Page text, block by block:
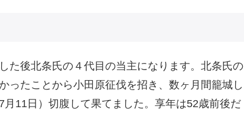
た後北条氏の４代目の当主になります。北条氏の
ったことから小田原征伐を招き、数ヶ月間籠城し
11日）切腹して果てました。享年は52歳前後だ